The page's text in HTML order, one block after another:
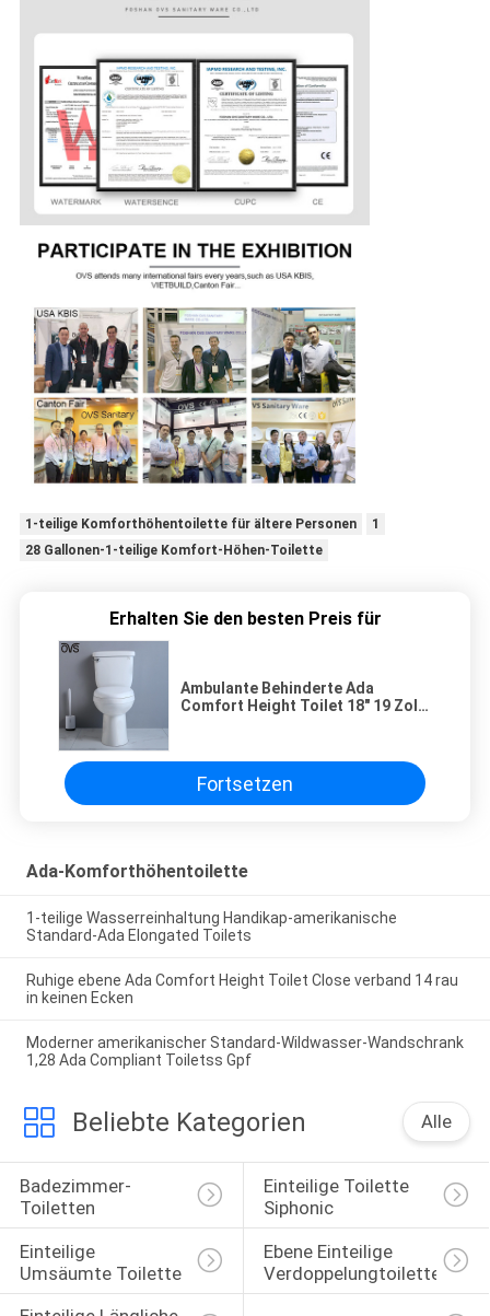
1-teilige Komforthöhentoilette für ältere Personen
1
28 Gallonen-1-teilige Komfort-Höhen-Toilette
Erhalten Sie den besten Preis für
Ambulante Behinderte Ada
Comfort Height Toilet 18" 19 Zoll
Fortsetzen
Ada-Komforthöhentoilette
1-teilige Wasserreinhaltung Handikap-amerikanische
Standard-Ada Elongated Toilets
Ruhige ebene Ada Comfort Height Toilet Close verband 14 rau
in keinen Ecken
Moderner amerikanischer Standard-Wildwasser-Wandschrank
1,28 Ada Compliant Toiletss Gpf
Beliebte Kategorien Alle
Badezimmer-
Toiletten
Einteilige Toilette
Siphonic
Einteilige
Umsäumte Toilette
Ebene Einteilige
Verdoppelungtoilette